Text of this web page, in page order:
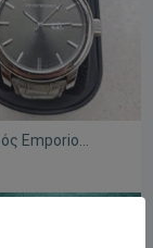
Emporio